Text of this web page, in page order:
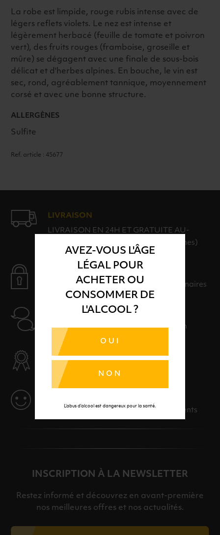
AVEZ-VOUS L'ÂGE
LÉGAL POUR
ACHETER OU
CONSOMMER DE
L'ALCOOL ?
OUI
NON
L’abus d’alcool est dangereux pour la santé.
La robe est limpide, rouge rubis intense avec de
légers reflets violets. Le nez est intense et
légèrement herbacé (feuille de tomate et poivron
vert), des fruits rouges (framboise, groseille et
mûre) se dégagent avec une finale de sous-bois
délicat et d'herbes alpines. En bouche, le vin est
sec, rond, agréablement tannique, moyennement
corsé et avec une bonne structure.
ALLERGÈNES
Sulfite
Ref. article : 45677
LIVRAISON
LIVRAISON EN 24H ET GRATUITE AU-
DELÀ DE 100€ D'ACHAT (hors consignes)
PAIEMENT SÉCURISÉ
Payer en toute sérénité avec nos partenaires
Nos conseillers sont à votre disposition
SÉLECTION & QUALITÉ
Des produits sélectionnés avec soins
Des solutions adaptées à vos événements
INSCRIPTION À LA NEWSLETTER
Restez informé et découvrez en avant-première
nos meilleures offres et nos actualités.